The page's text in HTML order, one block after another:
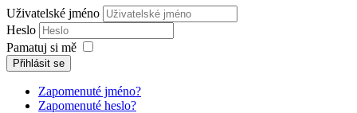
Uživatelské jméno
Heslo
Pamatuj si mě
Přihlásit se
Zapomenuté jméno?
Zapomenuté heslo?